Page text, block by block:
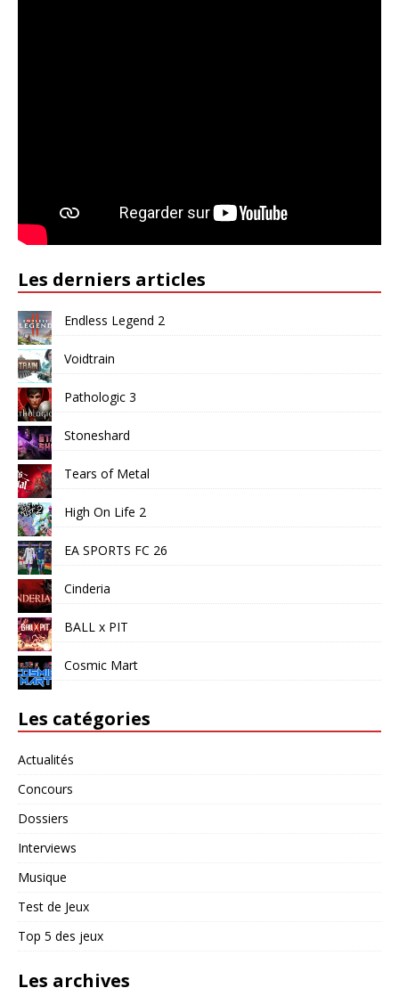
Les derniers articles
Endless Legend 2
Voidtrain
Pathologic 3
Stoneshard
Tears of Metal
High On Life 2
EA SPORTS FC 26
Cinderia
BALL x PIT
Cosmic Mart
Les catégories
Actualités
Concours
Dossiers
Interviews
Musique
Test de Jeux
Top 5 des jeux
Les archives